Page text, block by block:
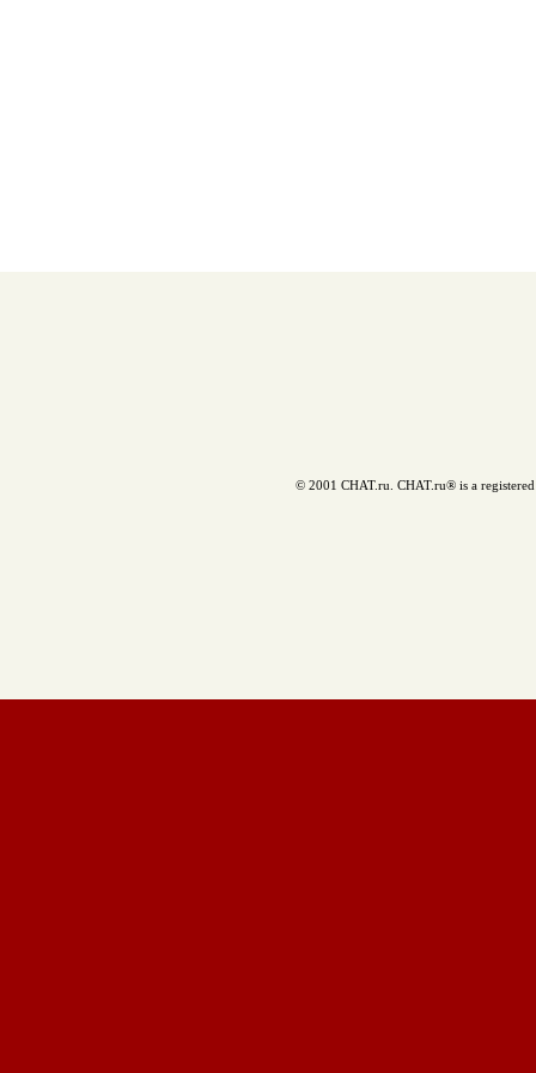
© 2001 CHAT.ru. CHAT.ru® is a